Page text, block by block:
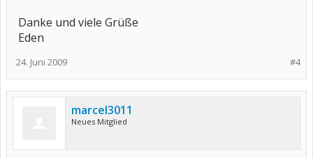
Danke und viele Grüße
Eden
#4
24. Juni 2009
marcel3011
Neues Mitglied